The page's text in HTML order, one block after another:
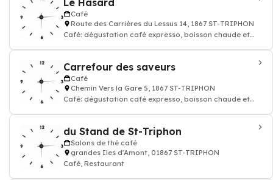
Le Hasard
Café
Route des Carrières du Lessus 14, 1867 ST-TRIPHON
Café: dégustation café expresso, boisson chaude et
Carrefour des saveurs
Café
Chemin Vers la Gare 5, 1867 ST-TRIPHON
Café: dégustation café expresso, boisson chaude et
du Stand de St-Triphon
Salons de thé café
grandes Iles d'Amont, 01867 ST-TRIPHON
Café, Restaurant